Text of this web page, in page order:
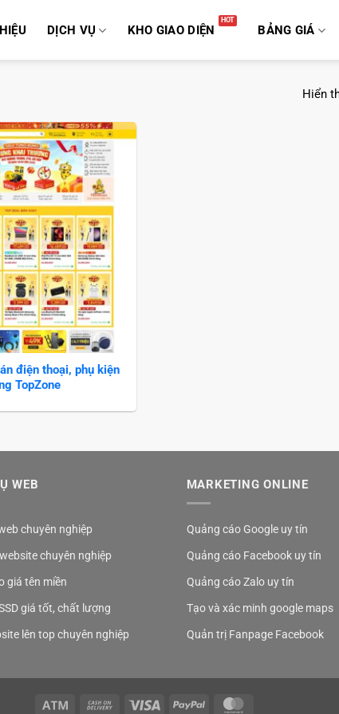
DỊCH VỤ KHO GIAO DIỆN BẢNG GIÁ
Hiển
điện thoại, phụ kiện
TopZone
WEB
chuyên nghiệp
chuyên nghiệp
giá tên miền
giá tốt, chất lượng
lên top chuyên nghiệp
MARKETING ONLINE
Quảng cáo Google uy tín
Quảng cáo Facebook uy tín
Quảng cáo Zalo uy tín
Tạo và xác minh google maps
Quản trị Fanpage Facebook
Atm Cash Visa PayPal